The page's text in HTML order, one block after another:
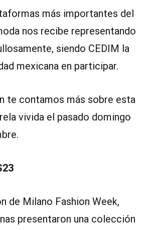
más importantes del
nos recibe representando
siendo CEDIM la
mexicana en participar.
te contamos más sobre esta
vivida el pasado domingo
de Milano Fashion Week,
presentaron una colección